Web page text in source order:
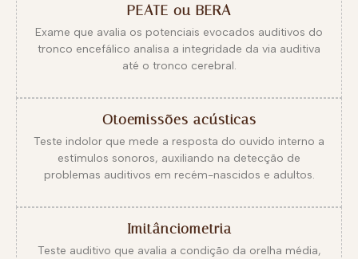
PEATE ou BERA
Exame que avalia os potenciais evocados auditivos do
tronco encefálico analisa a integridade da via auditiva
até o tronco cerebral.
Otoemissões acústicas
Teste indolor que mede a resposta do ouvido interno a
estímulos sonoros, auxiliando na detecção de
problemas auditivos em recém-nascidos e adultos.
Imitânciometria
Teste auditivo que avalia a condição da orelha média,